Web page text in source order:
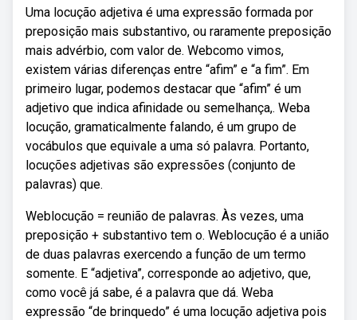
Uma locução adjetiva é uma expressão formada por
preposição mais substantivo, ou raramente preposição
mais advérbio, com valor de. Webcomo vimos,
existem várias diferenças entre “afim” e “a fim”. Em
primeiro lugar, podemos destacar que “afim” é um
adjetivo que indica afinidade ou semelhança,. Weba
locução, gramaticalmente falando, é um grupo de
vocábulos que equivale a uma só palavra. Portanto,
locuções adjetivas são expressões (conjunto de
palavras) que.
Weblocução = reunião de palavras. Às vezes, uma
preposição + substantivo tem o. Weblocução é a união
de duas palavras exercendo a função de um termo
somente. E “adjetiva”, corresponde ao adjetivo, que,
como você já sabe, é a palavra que dá. Weba
expressão “de brinquedo” é uma locução adjetiva pois